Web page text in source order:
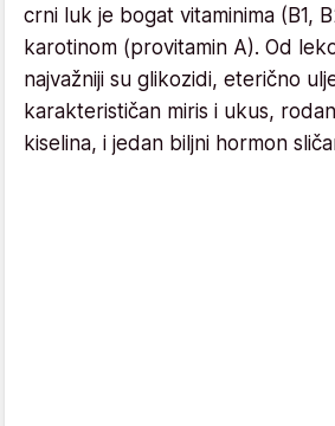
crni luk je bogat vitaminima (B1,
karotinom (provitamin A). Od
najvažniji su glikozidi, eterično
karakterističan miris i ukus,
kiselina, i jedan biljni hormon